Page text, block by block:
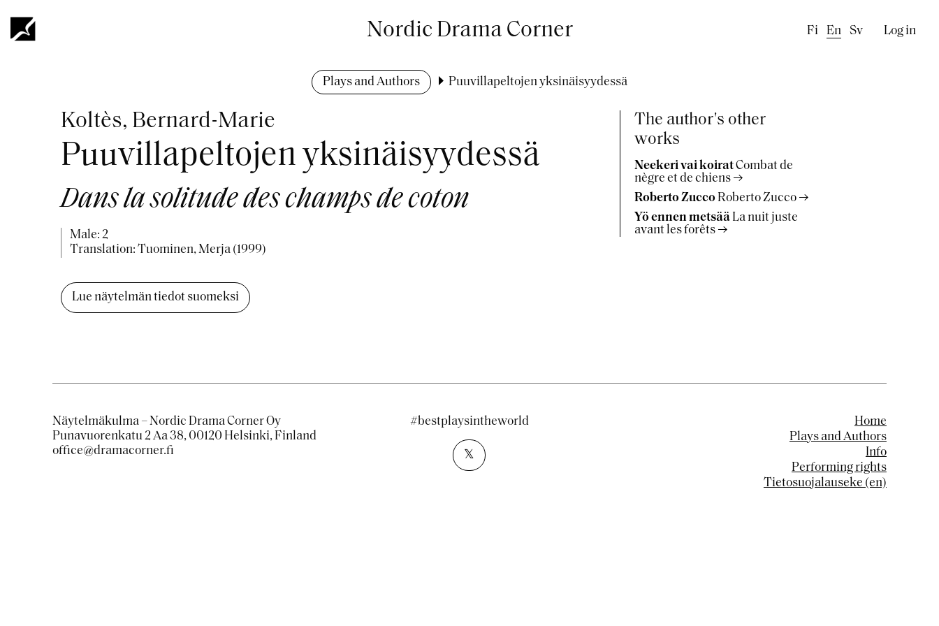
main
Nordic Drama Corner Fi En Sv Log in
Plays and Authors Puuvillapeltojen yksinäisyydessä
Koltès, Bernard-Marie
Puuvillapeltojen yksinäisyydessä
Dans la solitude des champs de coton
Male: 2
Translation: Tuominen, Merja (1999)
Lue näytelmän tiedot suomeksi
The author's other
works
Neekeri vai koiratCombat de
nègre et de chiens
Roberto Zucco Roberto Zucco
Yö ennen metsää La nuit juste
avant les forêts
Näytelmäkulma – Nordic Drama Corner Oy
Punavuorenkatu 2 Aa 38, 00120 Helsinki, Finland
office@dramacorner.fi
Home
Plays and Authors
Info
Performing rights
Tietosuojalauseke (en)
#bestplaysintheworld
𝕏